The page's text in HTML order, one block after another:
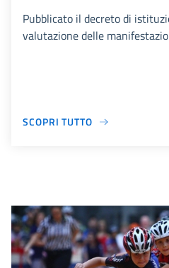
Pubblicato il decreto di
valutazione delle
SCOPRI TUTTO